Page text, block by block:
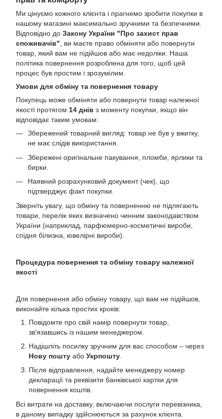
Ми цінуємо кожного клієнта і прагнемо зробити покупки в
нашому магазині максимально зручними та безпечними.
Відповідно до Закону України "Про захист прав
споживачів", ви маєте право обміняти або повернути
товар, який вам не підійшов або має недоліки. Наша
політика повернення розроблена для того, щоб цей
процес був простим і зрозумілим.
Умови для обміну та повернення товару
Покупець може обміняти або повернути товар належної
якості протягом 14 днів з моменту покупки, якщо він
відповідає таким умовам:
Збережений товарний вигляд: товар не був у вжитку,
не має слідів використання.
Збережені оригінальне пакування, пломби, ярлики та
бирки.
Наявний розрахунковий документ (чек), що
підтверджує факт покупки.
Зверніть увагу, що обміну та поверненню не підлягають
товари, перелік яких визначено чинним законодавством
України (наприклад, парфюмерно-косметичні вироби,
спідня білизна, ювелірні вироби).
Процедура повернення та обміну товару належної
якості
Для повернення або обміну товару, що вам не підійшов,
виконайте кілька простих кроків:
Повідомте про свій намір повернути товар,
зв'язавшись із нашим менеджером.
Надішліть посилку зручним для вас способом – через
Нову пошту або Укрпошту
Після відправлення, надайте менеджеру номер
декларації та реквізити банківської картки для
повернення коштів.
Всі витрати на доставку, включаючи послуги перевізника,
в даному випадку здійснюються за рахунок клієнта.